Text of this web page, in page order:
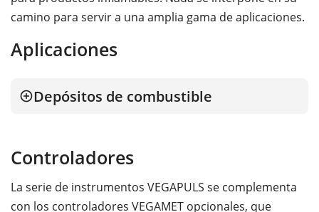
camino para servir a una amplia gama de aplicaciones.
Aplicaciones
Depósitos de combustible
Controladores
La serie de instrumentos VEGAPULS se complementa
con los controladores VEGAMET opcionales, que